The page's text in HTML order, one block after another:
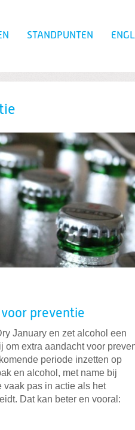
STANDPUNTEN
preventie
January en zet alcohol een
om extra aandacht voor
periode inzetten op
en alcohol, met name bij
vaak pas in actie als het
Dat kan beter en vooral: